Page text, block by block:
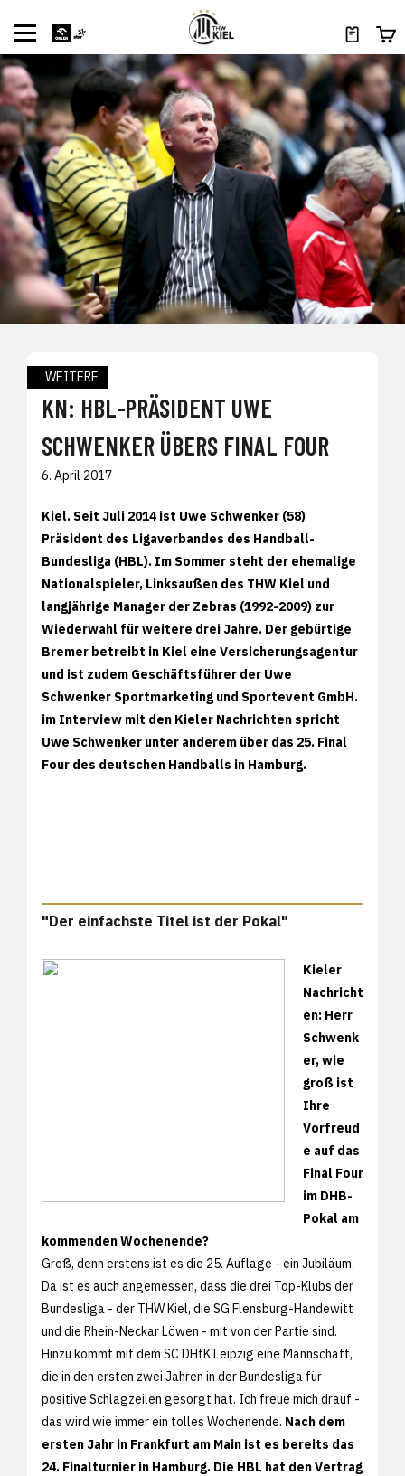
WEITERE
KN: HBL-PRÄSIDENT UWE
SCHWENKER ÜBERS FINAL FOUR
6. April 2017
Kiel. Seit Juli 2014 ist Uwe Schwenker (58)
Präsident des Ligaverbandes des Handball-
Bundesliga (HBL). Im Sommer steht der ehemalige
Nationalspieler, Linksaußen des THW Kiel und
langjährige Manager der Zebras (1992-2009) zur
Wiederwahl für weitere drei Jahre. Der gebürtige
Bremer betreibt in Kiel eine Versicherungsagentur
und ist zudem Geschäftsführer der Uwe
Schwenker Sportmarketing und Sportevent GmbH.
im Interview mit den Kieler Nachrichten spricht
Uwe Schwenker unter anderem über das 25. Final
Four des deutschen Handballs in Hamburg.
"Der einfachste Titel ist der Pokal"
Kieler
Nachricht
en: Herr
Schwenk
er, wie
groß ist
Ihre
Vorfreud
e auf das
Final Four
im DHB-
Pokal am
kommenden Wochenende?
Groß, denn erstens ist es die 25. Auflage - ein Jubiläum.
Da ist es auch angemessen, dass die drei Top-Klubs der
Bundesliga - der THW Kiel, die SG Flensburg-Handewitt
und die Rhein-Neckar Löwen - mit von der Partie sind.
Hinzu kommt mit dem SC DHfK Leipzig eine Mannschaft,
die in den ersten zwei Jahren in der Bundesliga für
positive Schlagzeilen gesorgt hat. Ich freue mich drauf -
das wird wie immer ein tolles Wochenende. Nach dem
ersten Jahr in Frankfurt am Main ist es bereits das
24. Finalturnier in Hamburg. Die HBL hat den Vertrag